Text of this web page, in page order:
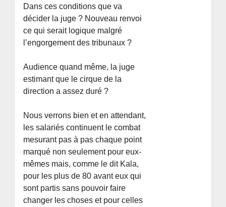
Dans ces conditions que va
décider la juge ? Nouveau renvoi
ce qui serait logique malgré
l’engorgement des tribunaux ?
Audience quand même, la juge
estimant que le cirque de la
direction a assez duré ?
Nous verrons bien et en attendant,
les salariés continuent le combat
mesurant pas à pas chaque point
marqué non seulement pour eux-
mêmes mais, comme le dit Kala,
pour les plus de 80 avant eux qui
sont partis sans pouvoir faire
changer les choses et pour celles